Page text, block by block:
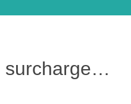
surcharge…